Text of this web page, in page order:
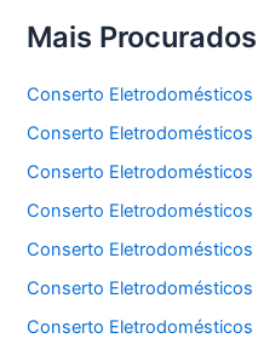
Mais Procurados
Conserto Eletrodomésticos
Conserto Eletrodomésticos
Conserto Eletrodomésticos
Conserto Eletrodomésticos
Conserto Eletrodomésticos
Conserto Eletrodomésticos
Conserto Eletrodomésticos